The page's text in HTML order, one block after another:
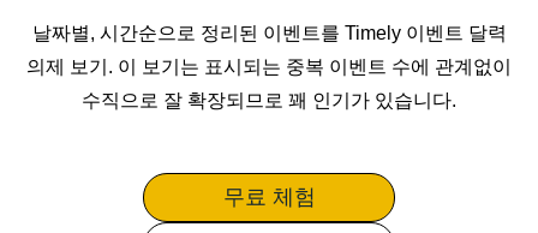
날짜별, 시간순으로 정리된 이벤트를 Timely 이벤트 달력
의제 보기. 이 보기는 표시되는 중복 이벤트 수에 관계없이
수직으로 잘 확장되므로 꽤 인기가 있습니다.
무료 체험